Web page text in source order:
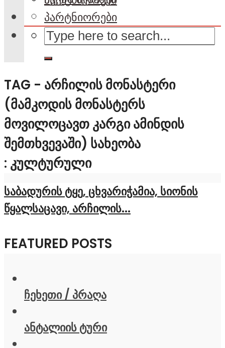
პარტნიორები
TAG - ᲐᲠᲩᲘᲚᲘᲡ ᲛᲝᲜᲐᲡᲢᲔᲠᲘ
(ᲛᲐᲛᲙᲝᲓᲘᲡ ᲛᲝᲜᲐᲡᲢᲔᲠᲡ
ᲛᲝᲕᲘᲚᲝᲪᲐᲕᲗ ᲙᲐᲠᲒᲘ ᲐᲛᲘᲜᲓᲘᲡ
ᲨᲔᲛᲗᲮᲕᲔᲕᲐᲨᲘ) ᲡᲐᲮᲔᲝᲑᲐ
: ᲙᲣᲚᲢᲣᲠᲣᲚᲘ
საბადურის ტყე, ცხვარიჭამია, სიონის
წყალსაცავი, არჩილის...
FEATURED POSTS
ჩეხეთი / პრაღა
ანტალიის ტური